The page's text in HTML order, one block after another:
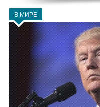
В МИРЕ